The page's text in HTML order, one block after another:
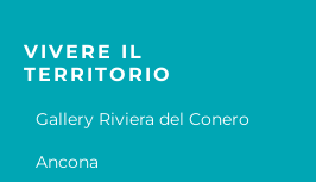
VIVERE IL
TERRITORIO
Gallery Riviera del Conero
Ancona